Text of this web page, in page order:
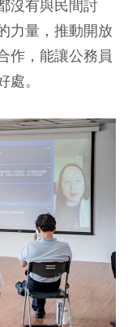
沒有與民間討
力量，推動開放
作，能讓公務員
。